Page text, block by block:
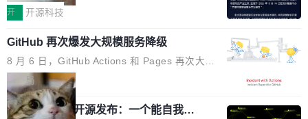
度宣传的。」 这才是真正的痛点。不是所有论文
都有问题，是最吸引眼球的那批论文最有问题。
他引用的帖子来自 Mathew Shen，一位 ICLR 2
026 的读者：「看了篇 ...
认为现代 AI 领域最重要的三个开源项目。 第一
理由很具体。FA 系列不需要解释，但 FA2 是他
认为最重要的一个——复杂度恰到好处，刚好能
驱动你去学 CuTe，但还没被那些"邪恶的" Hopp
er++ 优化所淹没，足够容易修改和适配。 更关
键的是 FA2 的持久性...
单点设备迈向智能化、网联化、协同化发展。作
鸿蒙通过统一技术底座和分布式能力，为不同类
型智能设备的开发、连接与互联提供关键支撑，
也为产业链企业探索产品创新与商业增长打开新
的空间。 8月14日，开源鸿蒙智能硬件开发者日
（OHDD：OpenHarmony Hardware Develope
开 开源科技
GitHub 再次爆发大规模服务降级
8 月 6 日，GitHub Actions 和 Pages 再次大规
模服务降级，Actions 完全不可用超过 5 小时，
webhook 停发，连自托管 runner 也因调度层故
障无法工作。Pages、Copilot code review、C
局
Prime Agent 开源发布：一个能自我改